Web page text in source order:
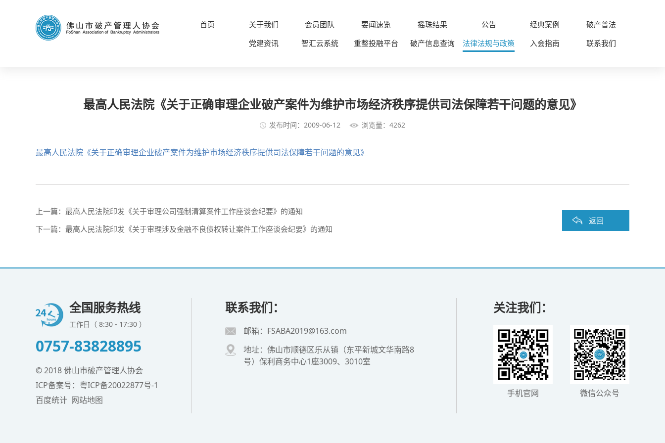
首页 关于我们 会员团队 要闻速览 摇珠结果 公告 经典案例
破产普法
党建资讯
智汇云系统 重整投融平台 破产信息查询 法律法规与政策 入会指南 联系我们
最高人民法院《关于正确审理企业破产案件为维护市场经济秩序提供司法保障若干问题的意见》
发布时间：2009-06-12 浏览量：4262
最高人民法院《关于正确审理企业破产案件为维护市场经济秩序提供司法保障若干问题的意见》
上一篇： 最高人民法院印发《关于审理公司强制清算案件工作座谈会纪要》的通知
下一篇： 最高人民法院印发《关于审理涉及金融不良债权转让案件工作座谈会纪要》的通知
返回
全国服务热线
工作日（ 8:30 - 17:30 ）
0757-83828895
© 2018 佛山市破产管理人协会
ICP备案号： 粤ICP备20022877号-1
百度统计 网站地图
联系我们：
邮箱：FSABA2019@163.com
地址：佛山市顺德区乐从镇（东平新城文华南路8
号）保利商务中心1座3009、3010室
关注我们：
手机官网 微信公众号